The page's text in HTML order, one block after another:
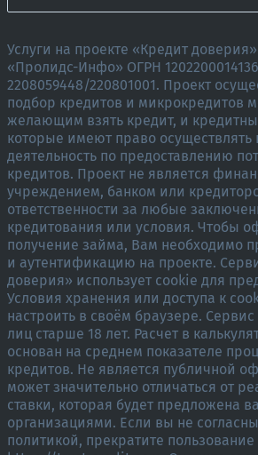
Услуги на проекте «Кредит
«Пролидс-Инфо» ОГРН
2208059448/220801001. Проект
подбор кредитов и микрокредитов
желающим взять кредит, и
которые имеют право
деятельность по предоставлению
кредитов. Проект не является
учреждением, банком или
ответственности за любые
кредитования или условия. Чтобы
получение займа, Вам необходимо
и аутентификацию на проекте.
доверия» использует cookie для
Условия хранения или доступа к
настроить в своём браузере.
лиц старше 18 лет. Расчет в
основан на среднем показателе
кредитов. Не является публичной
может значительно отличаться от
ставки, которая будет предложена
организациями. Если вы не
политикой, прекратите пользование